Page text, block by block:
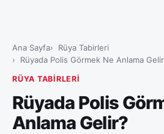
Ana Sayfa
Rüya Tabirleri
Rüyada Polis Görmek Ne Anlama
RÜYA TABIRLERI
Rüyada Polis
Anlama Gelir?